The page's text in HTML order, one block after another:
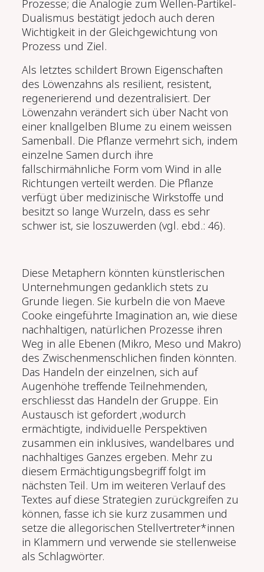
Prozesse; die Analogie zum Wellen-Partikel-
Dualismus bestätigt jedoch auch deren
Wichtigkeit in der Gleichgewichtung von
Prozess und Ziel.
Als letztes schildert Brown Eigenschaften
des Löwenzahns als resilient, re­sistent,
regenerierend und dezentralisiert. Der
Löwenzahn verändert sich über Nacht von
einer knallgelben Blume zu einem weissen
Samenball. Die Pflanze vermehrt sich, indem
einzelne Samen durch ihre
fallschirmähnliche Form vom Wind in alle
Richtungen verteilt werden. Die Pflanze
verfügt über medizinische Wirkstoffe und
besitzt so lange Wurzeln, dass es sehr
schwer ist, sie loszuwerden (vgl. ebd.: 46).
Diese Metaphern könnten künstlerischen
Unternehmungen gedanklich stets zu
Grunde liegen. Sie kurbeln die von Maeve
Cooke eingeführte Imagination an, wie diese
nachhaltigen, natürlichen Prozesse ihren
Weg in alle Ebenen (Mikro, Meso und Makro)
des Zwischenmenschlichen finden könnten.
Das Handeln der einzelnen, sich auf
Augenhöhe treffende Teilnehmenden,
erschliesst das Handeln der Gruppe. Ein
Austausch ist gefordert ,wodurch
ermächtigte, individuelle Perspektiven
zusammen ein inklusives, wandelbares und
nachhaltiges Ganzes ergeben. Mehr zu
diesem Ermächtigungsbegriff folgt im
nächsten Teil. Um im weiteren Verlauf des
Textes auf diese Strategien zurückgreifen zu
können, fasse ich sie kurz zusammen und
setze die allegorischen Stellvertreter*innen
in Klammern und verwende sie stellenweise
als Schlagwörter.